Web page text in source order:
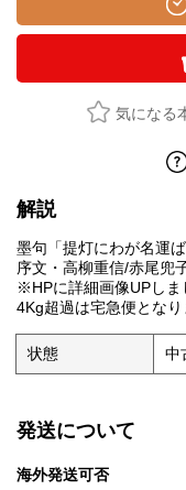
気になる
解説
墨句「提灯にわが名運
序文・高柳重信/赤尾
※HPに詳細画像UPしま
4Kg超過は宅急便となり
状態 中
発送について
海外発送可否